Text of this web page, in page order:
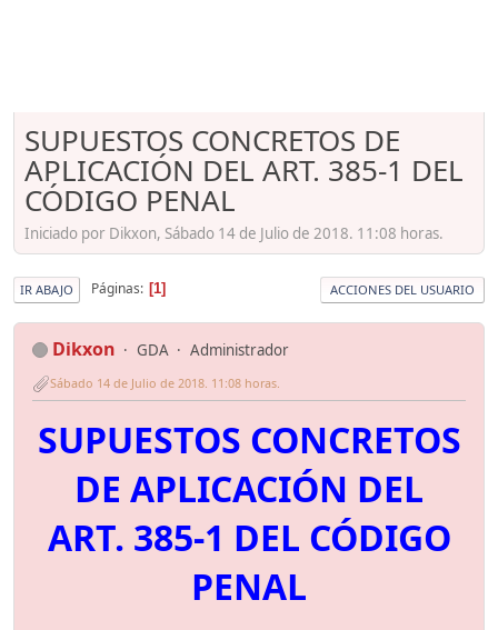
SUPUESTOS CONCRETOS DE
APLICACIÓN DEL ART. 385-1 DEL
CÓDIGO PENAL
Iniciado por Dikxon, Sábado 14 de Julio de 2018. 11:08 horas.
IR ABAJO Páginas 1 ACCIONES DEL USUARIO
Dikxon GDA Administrador
Sábado 14 de Julio de 2018. 11:08 horas.
SUPUESTOS CONCRETOS
DE APLICACIÓN DEL
ART. 385-1 DEL CÓDIGO
PENAL